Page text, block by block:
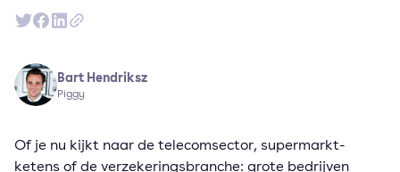
Company
Try for free
Bart Hendriksz
Piggy
Of je nu kijkt naar de telecomsector, supermarkt-
ketens of de verzekeringsbranche: grote bedrijven